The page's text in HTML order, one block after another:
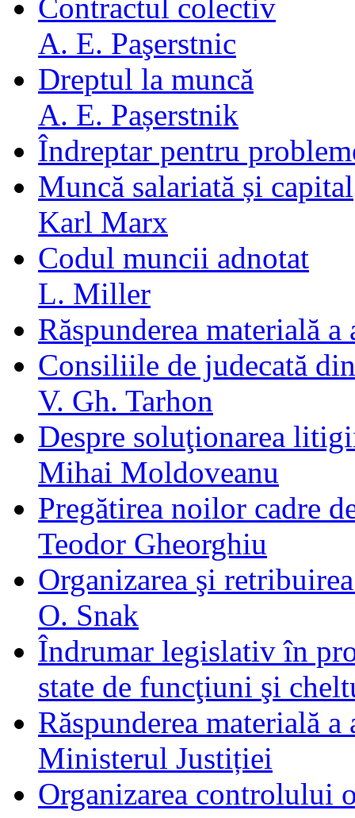
Contractul colectiv
A. E. Paşerstnic
Dreptul la muncă
A. E. Pașerstnik
Îndreptar pentru
Muncă salariată și capital
Karl Marx
Codul muncii adnotat
L. Miller
Răspunderea materială
Consiliile de judecată
V. Gh. Tarhon
Despre soluţionarea
Mihai Moldoveanu
Pregătirea noilor cadre
Teodor Gheorghiu
Organizarea şi
O. Snak
Îndrumar legislativ în
state de funcţiuni şi
Răspunderea materială
Ministerul Justiției
Organizarea controlului